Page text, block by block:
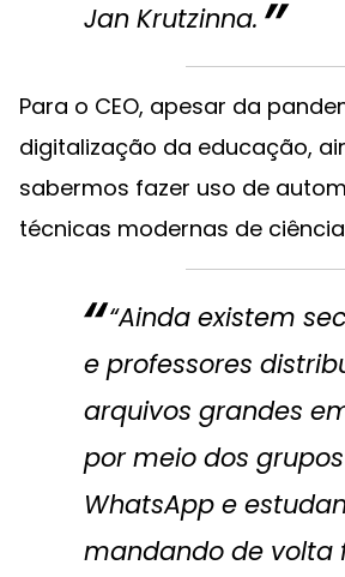
Jan Krutzinna.
Para o CEO, apesar da
digitalização da educação,
sabermos fazer uso de
técnicas modernas de
“Ainda existem
e professores
arquivos grandes
por meio dos
WhatsApp e
mandando de volta